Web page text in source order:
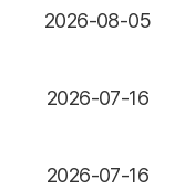
2026-08-05
2026-07-16
2026-07-16